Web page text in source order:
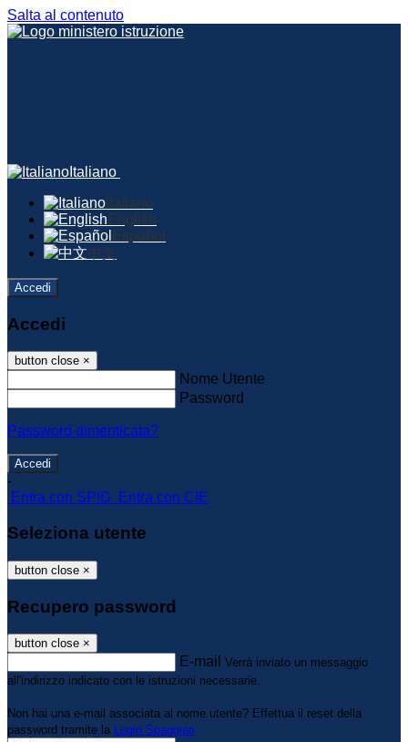
Salta al contenuto
Italiano
Italiano
English
Español
中文
Accedi
Accedi
button close ×
Nome Utente
Password
Password dimenticata?
-
Entra con SPID
Entra con CIE
Seleziona utente
button close ×
Recupero password
button close ×
E-mail Verrà inviato un messaggio
all'indirizzo indicato con le istruzioni necessarie.
Non hai una e-mail associata al nome utente? Effettua il reset della
password tramite la Login Spaggiari